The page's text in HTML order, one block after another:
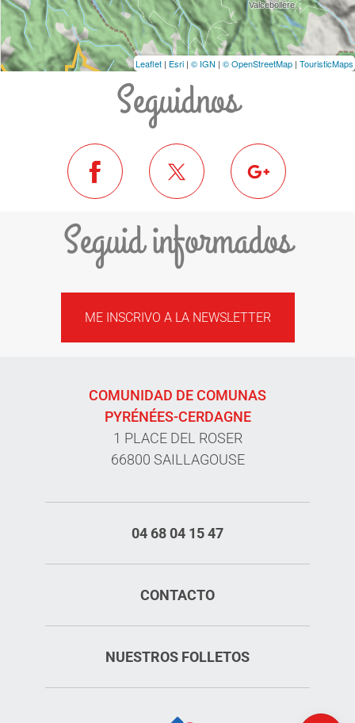
Mapa
Leaflet | Esri | © IGN | © OpenStreetMap | TouristicMaps
Seguidnos
Seguid informados
ME INSCRIVO A LA NEWSLETTER
COMUNIDAD DE COMUNAS
PYRÉNÉES-CERDAGNE
1 PLACE DEL ROSER
66800 SAILLAGOUSE
04 68 04 15 47
CONTACTO
NUESTROS FOLLETOS